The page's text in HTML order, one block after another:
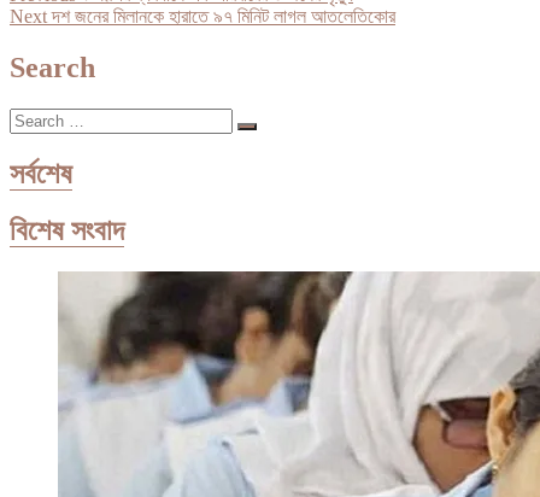
navigation
post:
NextNext
দশ জনের মিলানকে হারাতে ৯৭ মিনিট লাগল আতলেতিকোর
Search
Search
…
সর্বশেষ
বিশেষ সংবাদ